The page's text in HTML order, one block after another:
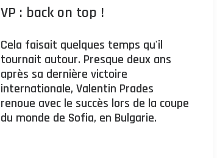
VP : back on top !
Cela faisait quelques temps qu'il
tournait autour. Presque deux ans
après sa dernière victoire
internationale, Valentin Prades
renoue avec le succès lors de la coupe
du monde de Sofia, en Bulgarie.